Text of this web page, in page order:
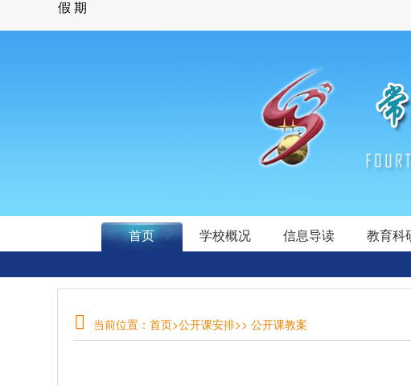
首页 学校概况 信息导读 教育科
当前位置： 首页>公开课安排>> 公开课教案